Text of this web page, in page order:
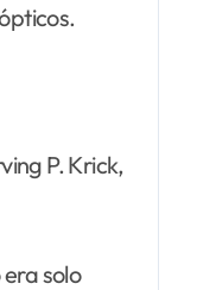
P. Krick,
solo